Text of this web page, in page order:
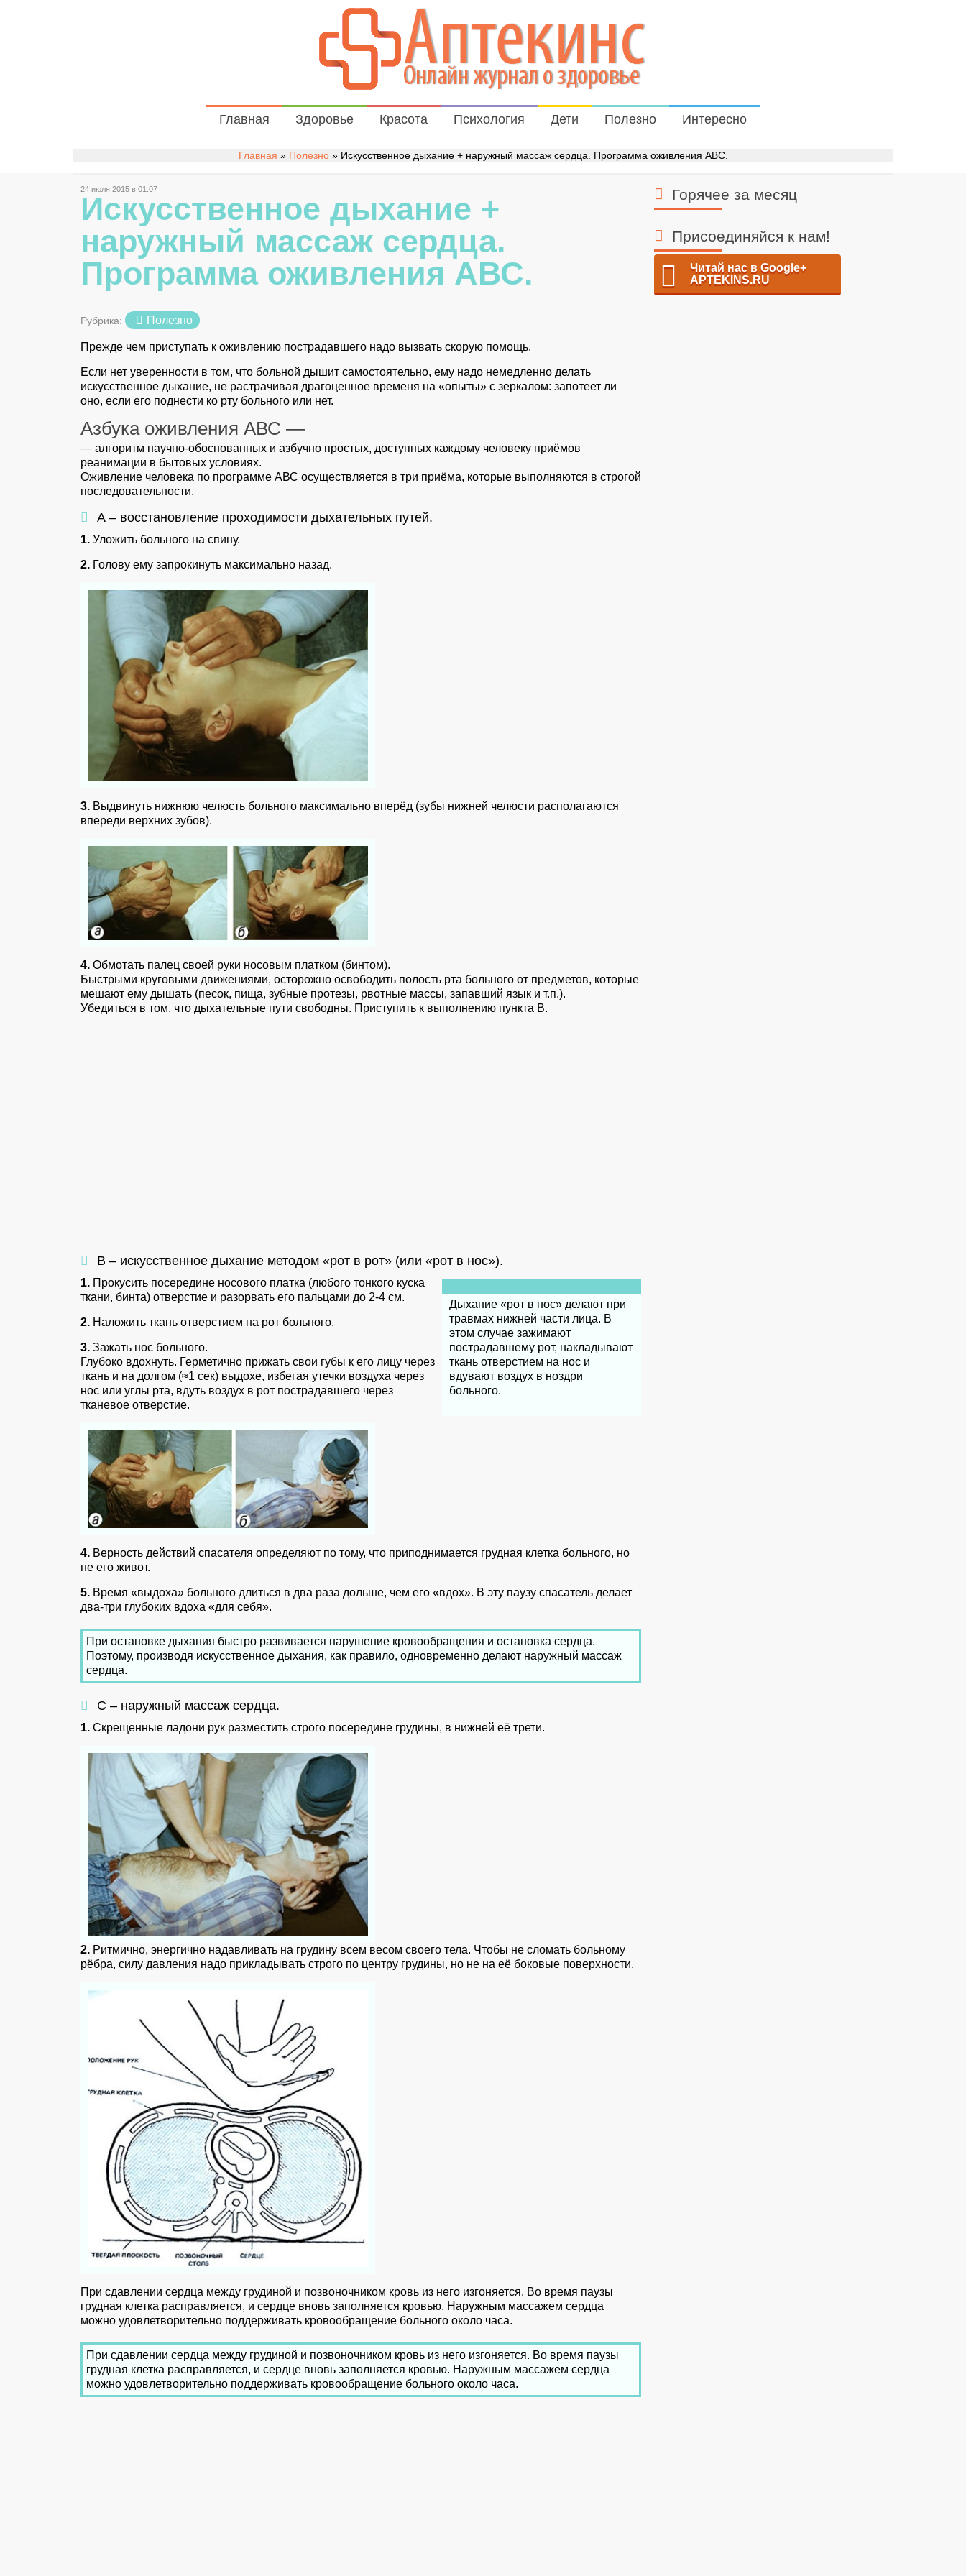
Главная Здоровье Красота Психология Дети Полезно Интересно
Главная » Полезно» Искусственное дыхание + наружный массаж сердца. Программа оживления АВС.
24 июля 2015 в 01:07
Искусственное дыхание +
наружный массаж сердца.
Программа оживления АВС.
Рубрика: Полезно
Прежде чем приступать к оживлению пострадавшего надо вызвать скорую помощь.
Если нет уверенности в том, что больной дышит самостоятельно, ему надо немедленно делать
искусственное дыхание, не растрачивая драгоценное временя на «опыты» с зеркалом: запотеет ли
оно, если его поднести ко рту больного или нет.
Азбука оживления АВС —
— алгоритм научно-обоснованных и азбучно простых, доступных каждому человеку приёмов
реанимации в бытовых условиях.
Оживление человека по программе АВС осуществляется в три приёма, которые выполняются в строгой
последовательности.
А – восстановление проходимости дыхательных путей.
1. Уложить больного на спину.
2. Голову ему запрокинуть максимально назад.
3. Выдвинуть нижнюю челюсть больного максимально вперёд (зубы нижней челюсти располагаются
впереди верхних зубов).
4. Обмотать палец своей руки носовым платком (бинтом).
Быстрыми круговыми движениями, осторожно освободить полость рта больного от предметов, которые
мешают ему дышать (песок, пища, зубные протезы, рвотные массы, запавший язык и т.п.).
Убедиться в том, что дыхательные пути свободны. Приступить к выполнению пункта В.
В – искусственное дыхание методом «рот в рот» (или «рот в нос»).
Дыхание «рот в нос» делают при
травмах нижней части лица. В
этом случае зажимают
пострадавшему рот, накладывают
ткань отверстием на нос и
вдувают воздух в ноздри
больного.
1. Прокусить посередине носового платка (любого тонкого куска
ткани, бинта) отверстие и разорвать его пальцами до 2-4 см.
2. Наложить ткань отверстием на рот больного.
3. Зажать нос больного.
Глубоко вдохнуть. Герметично прижать свои губы к его лицу через
ткань и на долгом (≈1 сек) выдохе, избегая утечки воздуха через
нос или углы рта, вдуть воздух в рот пострадавшего через
тканевое отверстие.
4. Верность действий спасателя определяют по тому, что приподнимается грудная клетка больного, но
не его живот.
5. Время «выдоха» больного длиться в два раза дольше, чем его «вдох». В эту паузу спасатель делает
два-три глубоких вдоха «для себя».
При остановке дыхания быстро развивается нарушение кровообращения и остановка сердца.
Поэтому, производя искусственное дыхания, как правило, одновременно делают наружный массаж
сердца.
С – наружный массаж сердца.
1. Скрещенные ладони рук разместить строго посередине грудины, в нижней её трети.
2. Ритмично, энергично надавливать на грудину всем весом своего тела. Чтобы не сломать больному
рёбра, силу давления надо прикладывать строго по центру грудины, но не на её боковые поверхности.
При сдавлении сердца между грудиной и позвоночником кровь из него изгоняется. Во время паузы
грудная клетка расправляется, и сердце вновь заполняется кровью. Наружным массажем сердца
можно удовлетворительно поддерживать кровообращение больного около часа.
При сдавлении сердца между грудиной и позвоночником кровь из него изгоняется. Во время паузы
грудная клетка расправляется, и сердце вновь заполняется кровью. Наружным массажем сердца
можно удовлетворительно поддерживать кровообращение больного около часа.
Горячее за месяц
Присоединяйся к нам!
Читай нас в Google+
APTEKINS.RU